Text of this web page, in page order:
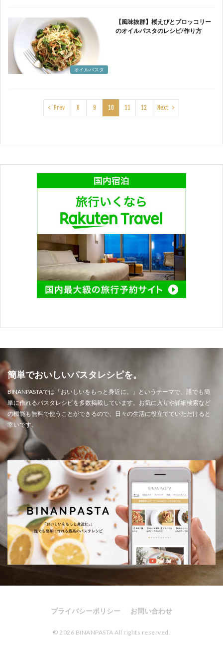
オイルパスタ
【風味抜群】桜えびとブロッコリー
のオイルパスタのレシピ/作り方
Prev 8 9 10 11 12 Next
簡単でおいしいパスタレシピを。
BINANPASTAでは「おいしいをもっと身近に。」というテーマで、誰でも簡
単に作れるパスタレシピを多数掲載しています。お気に入りや詳細検索など
の機能も無料で使うことができるので、日々の生活に役立てていただけると
幸いです。
プライバシーポリシー お問い合わせ
© 2026 BINANPASTA All rights reserved.